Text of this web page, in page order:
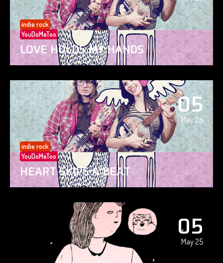
indie rock
YouDoMeToo
LOVE HOLDS MY HANDS
05
May 25
indie rock
YouDoMeToo
HEART SKIPS A BEAT
05
May 25